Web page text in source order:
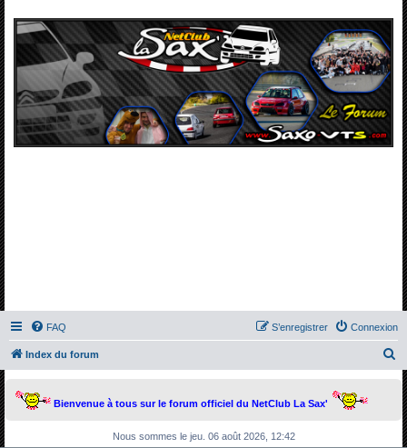
FAQ Connexion
S’enregistrer
Index du forum
Bienvenue à tous sur le forum officiel du NetClub La Sax'
Nous sommes le jeu. 06 août 2026, 12:42